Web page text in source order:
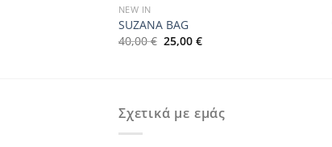
NEW IN
SUZANA BAG
40,00€ Original
price
25,00€Η
Σχετικά με εμάς